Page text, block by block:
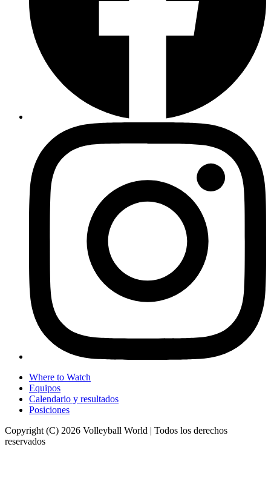
Where to Watch
Equipos
Calendario y resultados
Posiciones
Copyright (C) 2026 Volleyball World | Todos los derechos
reservados